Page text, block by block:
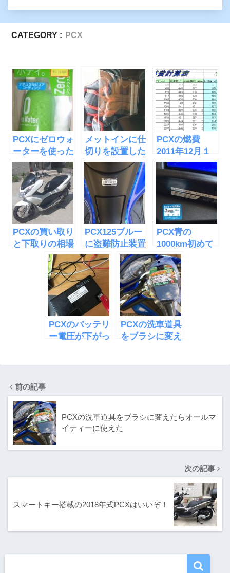
CATEGORY : PCX
PCXにゼロウォ
ーターを使った
メットインに仕
切りを設置した
PCXの燃費
2011年12月１
回目
PCXの買い取り
と下取りの相場
PCX125ブルー
に盗難防止装置
ステッカーを貼
った
PCX青の
1000km初めて
のオイル交換に
行ってきた
PCXのバッテリ
ー電圧が下がっ
PCXの洗車道具
をブラシに変え
前の記事
PCXの洗車道具をブラシに変えたらオールマ
イティーに使えた
次の記事
スマートキー搭載の2018年式PCXはいいぞ！